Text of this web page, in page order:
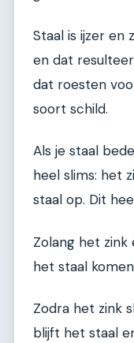
Staal is ijzer en
en dat
dat roesten
soort schild.
Als je staal
heel slims: het
staal op. Dit
Zolang het
het staal
Zodra het zink
blijft het staal